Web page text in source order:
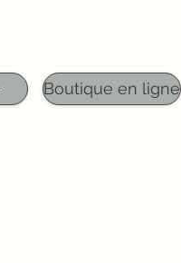
Boutique en ligne